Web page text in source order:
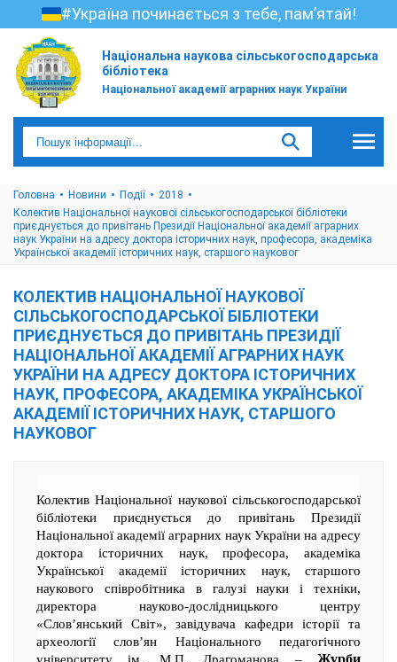
#Україна починається з тебе, пам’ятай!
Національна наукова сільськогосподарська
бібліотека
Національної академії аграрних наук України
Головна Новини Події
2018
Колектив Національної наукової сільськогосподарської бібліотеки
приєднується до привітань Президії Національної академії аграрних
наук України на адресу доктора історичних наук, професора, академіка
Української академії історичних наук, старшого науковог
КОЛЕКТИВ НАЦІОНАЛЬНОЇ НАУКОВОЇ
СІЛЬСЬКОГОСПОДАРСЬКОЇ БІБЛІОТЕКИ
ПРИЄДНУЄТЬСЯ ДО ПРИВІТАНЬ ПРЕЗИДІЇ
НАЦІОНАЛЬНОЇ АКАДЕМІЇ АГРАРНИХ НАУК
УКРАЇНИ НА АДРЕСУ ДОКТОРА ІСТОРИЧНИХ
НАУК, ПРОФЕСОРА, АКАДЕМІКА УКРАЇНСЬКОЇ
АКАДЕМІЇ ІСТОРИЧНИХ НАУК, СТАРШОГО
НАУКОВОГ
Колектив Національної наукової сільськогосподарської
бібліотеки приєднується до привітань Президії
Національної академії аграрних наук України на адресу
доктора історичних наук, професора, академіка
Української академії історичних наук, старшого
наукового співробітника в галузі науки і техніки,
директора науково-дослідницького центру
«Слов’янський Світ», завідувача кафедри історії та
археології слов’ян Національного педагогічного
Журби